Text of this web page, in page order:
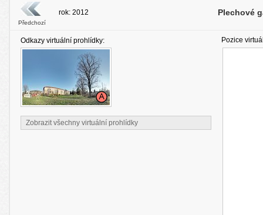
Předchozí
rok: 2012 Plechové
Odkazy virtuální prohlídky: Pozice
Zobrazit všechny virtuální prohlídky